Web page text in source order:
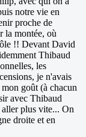
notre vie en
proche de
la montée, où
!! Devant David
Thibaud
les
je n'avais
goût (à chacun
avec Thibaud
aller plus vite... On
droite et en